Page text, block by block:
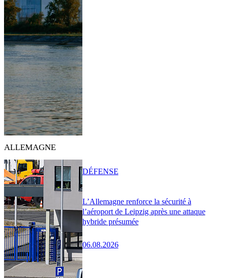
ALLEMAGNE
L’Allemagne renforce la sécurité à
l’aéroport de Leipzig après une attaque
hybride présumée
06.08.2026
DÉFENSE